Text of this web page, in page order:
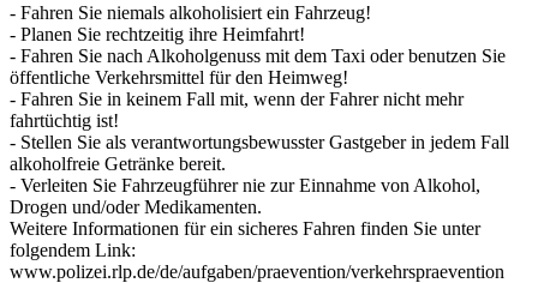
- Fahren Sie niemals alkoholisiert ein Fahrzeug!
- Planen Sie rechtzeitig ihre Heimfahrt!
- Fahren Sie nach Alkoholgenuss mit dem Taxi oder benutzen Sie
öffentliche Verkehrsmittel für den Heimweg!
- Fahren Sie in keinem Fall mit, wenn der Fahrer nicht mehr
fahrtüchtig ist!
- Stellen Sie als verantwortungsbewusster Gastgeber in jedem Fall
alkoholfreie Getränke bereit.
- Verleiten Sie Fahrzeugführer nie zur Einnahme von Alkohol,
Drogen und/oder Medikamenten.
Weitere Informationen für ein sicheres Fahren finden Sie unter
folgendem Link:
www.polizei.rlp.de/de/aufgaben/praevention/verkehrspraevention